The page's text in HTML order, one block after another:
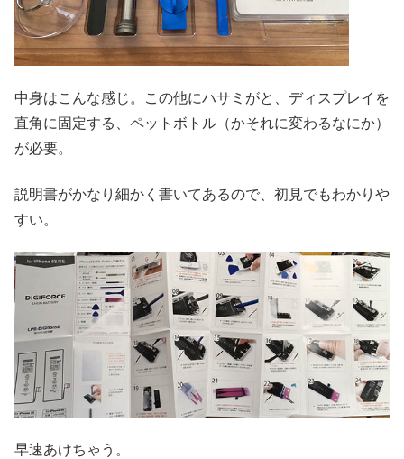
中身はこんな感じ。この他にハサミがと、ディスプレイを
直角に固定する、ペットボトル（かそれに変わるなにか）
が必要。
説明書がかなり細かく書いてあるので、初見でもわかりや
すい。
早速あけちゃう。